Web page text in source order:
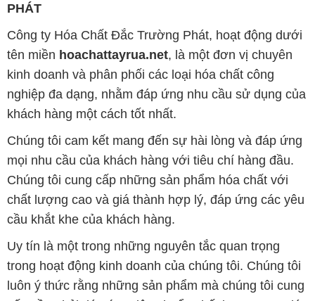
PHÁT
Công ty Hóa Chất Đắc Trường Phát, hoạt động dưới
tên miền hoachattayrua.net, là một đơn vị chuyên
kinh doanh và phân phối các loại hóa chất công
nghiệp đa dạng, nhằm đáp ứng nhu cầu sử dụng của
khách hàng một cách tốt nhất.
Chúng tôi cam kết mang đến sự hài lòng và đáp ứng
mọi nhu cầu của khách hàng với tiêu chí hàng đầu.
Chúng tôi cung cấp những sản phẩm hóa chất với
chất lượng cao và giá thành hợp lý, đáp ứng các yêu
cầu khắt khe của khách hàng.
Uy tín là một trong những nguyên tắc quan trọng
trong hoạt động kinh doanh của chúng tôi. Chúng tôi
luôn ý thức rằng những sản phẩm mà chúng tôi cung